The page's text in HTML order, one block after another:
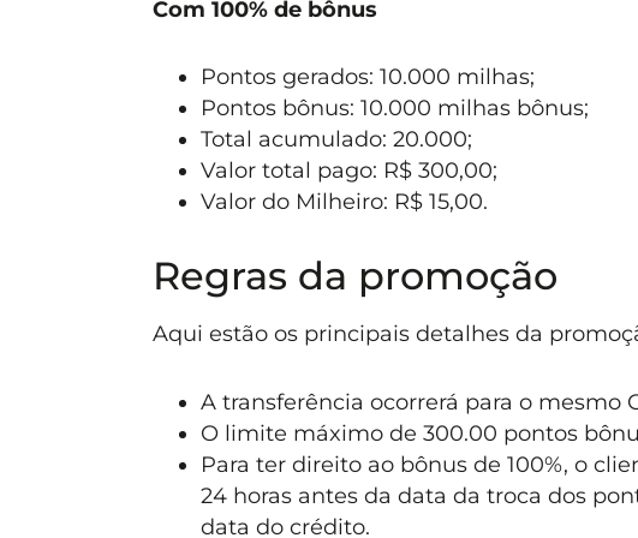
Com 100% de bônus
Pontos gerados: 10.000 milhas;
Pontos bônus: 10.000 milhas bônus;
Total acumulado: 20.000;
Valor total pago: R$ 300,00;
Valor do Milheiro: R$ 15,00.
Regras da promoção
Aqui estão os principais detalhes da
A transferência ocorrerá para o mesmo
O limite máximo de 300.00 pontos
Para ter direito ao bônus de 100%, o
24 horas antes da data da troca dos
data do crédito.